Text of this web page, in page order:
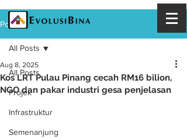
Post
All Posts
Projek
Infrastruktur
Semenanjung
All Posts
Kos LRT Pulau Pinang cecah RM16 bilion,
NGO dan pakar industri gesa penjelasan
Aug 8, 2025